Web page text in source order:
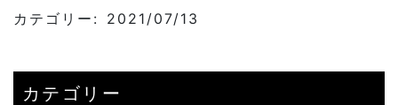
カテゴリー: 2021/07/13
カテゴリー